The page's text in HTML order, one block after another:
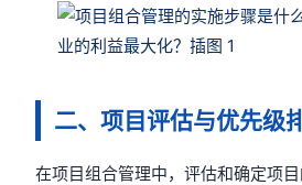
二、项目评估与优先级
在项目组合管理中，评估和确定项